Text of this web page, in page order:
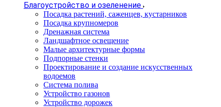
Благоустройство и озеленение
Посадка растений, саженцев, кустарников
Посадка крупномеров
Дренажная система
Ландшафтное освещение
Малые архитектурные формы
Подпорные стенки
Проектирование и создание искусственных
водоемов
Система полива
Устройство газонов
Устройство дорожек